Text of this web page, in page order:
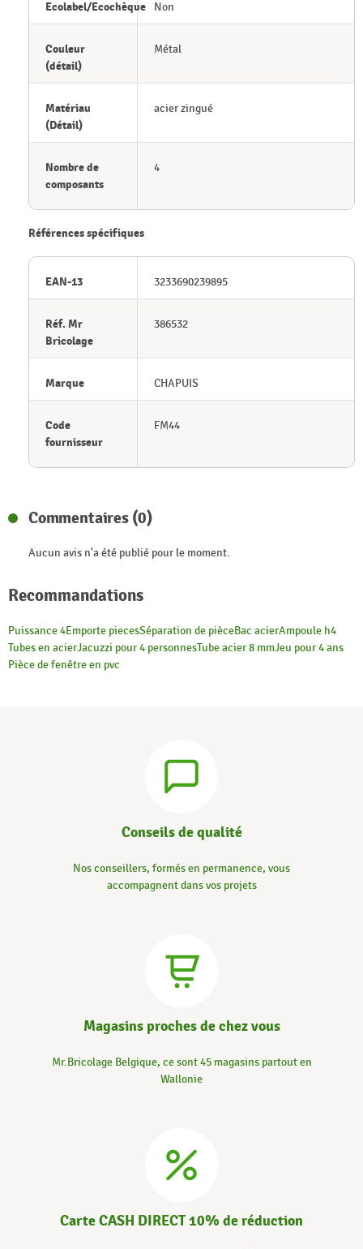
Ecolabel/Ecochèque Non
Couleur
(détail)
Métal
Matériau
(Détail)
acier zingué
Nombre de
composants
4
Références spécifiques
EAN-13 3233690239895
Réf. Mr
Bricolage
386532
Marque CHAPUIS
Code
fournisseur
FM44
Commentaires (0)
Aucun avis n'a été publié pour le moment.
Recommandations
Puissance 4Emporte piecesSéparation de pièceBac acierAmpoule h4
Tubes en acierJacuzzi pour 4 personnesTube acier 8 mmJeu pour 4 ans
Pièce de fenêtre en pvc
Conseils de qualité
Nos conseillers, formés en permanence, vous
accompagnent dans vos projets
Magasins proches de chez vous
Mr.Bricolage Belgique, ce sont 45 magasins partout en
Wallonie
Carte CASH DIRECT 10% de réduction